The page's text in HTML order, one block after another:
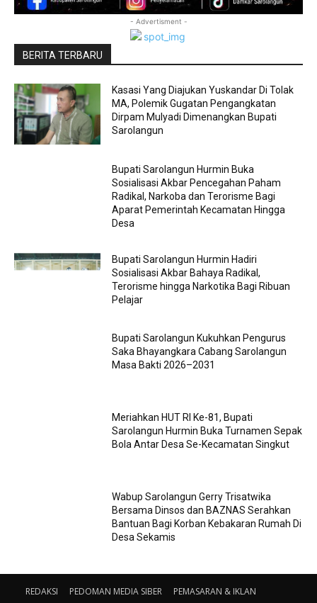
- Advertisment -
BERITA TERBARU
Kasasi Yang Diajukan Yuskandar Di Tolak
MA, Polemik Gugatan Pengangkatan
Dirpam Mulyadi Dimenangkan Bupati
Sarolangun
Bupati Sarolangun Hurmin Buka
Sosialisasi Akbar Pencegahan Paham
Radikal, Narkoba dan Terorisme Bagi
Aparat Pemerintah Kecamatan Hingga
Desa
Bupati Sarolangun Hurmin Hadiri
Sosialisasi Akbar Bahaya Radikal,
Terorisme hingga Narkotika Bagi Ribuan
Pelajar
Bupati Sarolangun Kukuhkan Pengurus
Saka Bhayangkara Cabang Sarolangun
Masa Bakti 2026–2031
Meriahkan HUT RI Ke-81, Bupati
Sarolangun Hurmin Buka Turnamen Sepak
Bola Antar Desa Se-Kecamatan Singkut
Wabup Sarolangun Gerry Trisatwika
Bersama Dinsos dan BAZNAS Serahkan
Bantuan Bagi Korban Kebakaran Rumah Di
Desa Sekamis
REDAKSI PEDOMAN MEDIA SIBER PEMASARAN & IKLAN